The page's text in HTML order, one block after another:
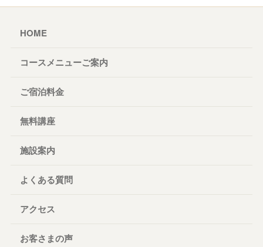
HOME
コースメニューご案内
ご宿泊料金
無料講座
施設案内
よくある質問
アクセス
お客さまの声